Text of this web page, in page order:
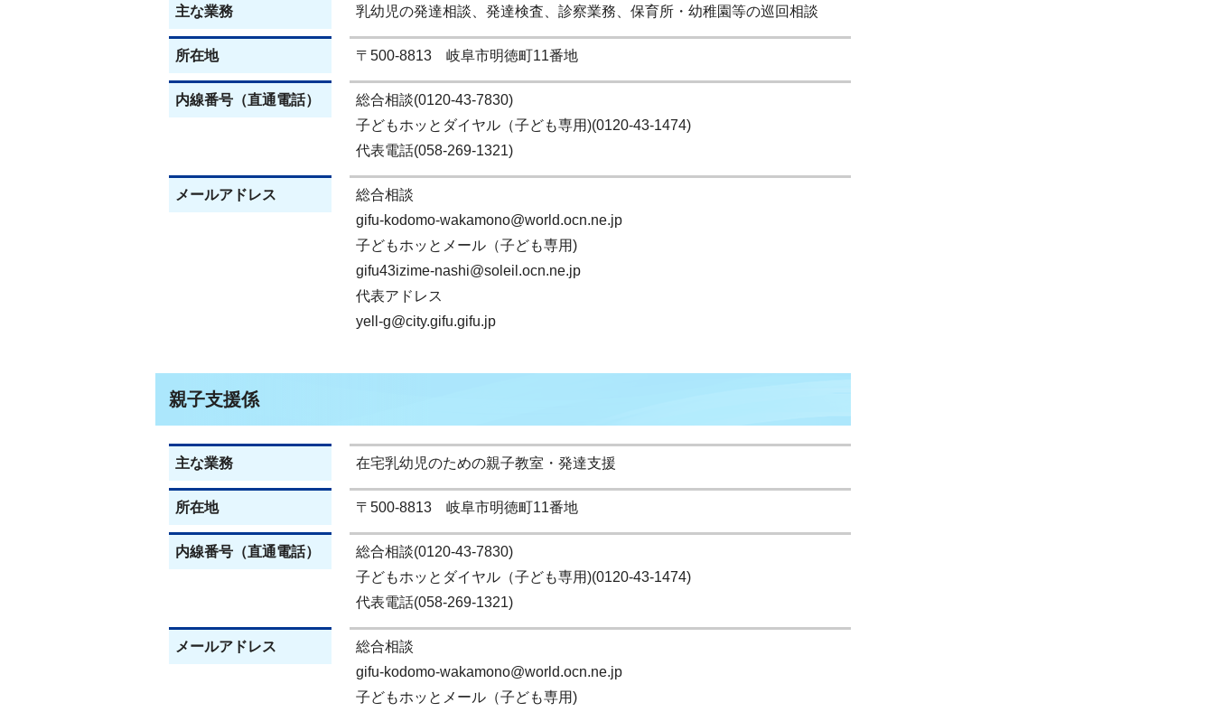
主な業務 乳幼児の発達相談、発達検査、診察業務、保育所・幼稚園等の巡回相談
所在地 〒500-8813 岐阜市明徳町11番地
内線番号（直通電話）
総合相談(0120-43-7830)
子どもホッとダイヤル（子ども専用)(0120-43-1474)
代表電話(058-269-1321)
メールアドレス
総合相談
gifu-kodomo-wakamono@world.ocn.ne.jp
子どもホッとメール（子ども専用)
gifu43izime-nashi@soleil.ocn.ne.jp
代表アドレス
yell-g@city.gifu.gifu.jp
親子支援係
主な業務 在宅乳幼児のための親子教室・発達支援
所在地 〒500-8813 岐阜市明徳町11番地
内線番号（直通電話）
総合相談(0120-43-7830)
子どもホッとダイヤル（子ども専用)(0120-43-1474)
代表電話(058-269-1321)
メールアドレス
総合相談
gifu-kodomo-wakamono@world.ocn.ne.jp
子どもホッとメール（子ども専用)